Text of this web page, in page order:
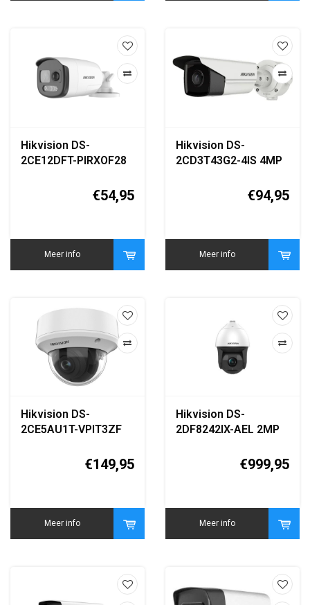
Hikvision DS-
2CE12DFT-PIRXOF28
Siren Bullet Camera
€54,95
Meer info
Hikvision DS-
2CD3T43G2-4IS 4MP
€94,95
Meer info
Hikvision DS-
2CE5AU1T-VPIT3ZF
Varifocal Turbo HD
€149,95
Meer info
Hikvision DS-
2DF8242IX-AEL 2MP
€999,95
Meer info